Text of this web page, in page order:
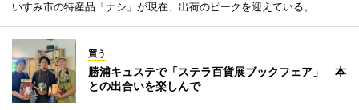
いすみ市の特産品「ナシ」が現在、出荷のピークを迎えている。
買う
勝浦キュステで「ステラ百貨展ブックフェア」 本
との出合いを楽しんで